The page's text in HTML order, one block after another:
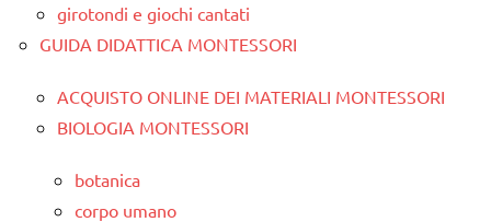
girotondi e giochi cantati
GUIDA DIDATTICA MONTESSORI
ACQUISTO ONLINE DEI MATERIALI MONTESSORI
BIOLOGIA MONTESSORI
botanica
corpo umano